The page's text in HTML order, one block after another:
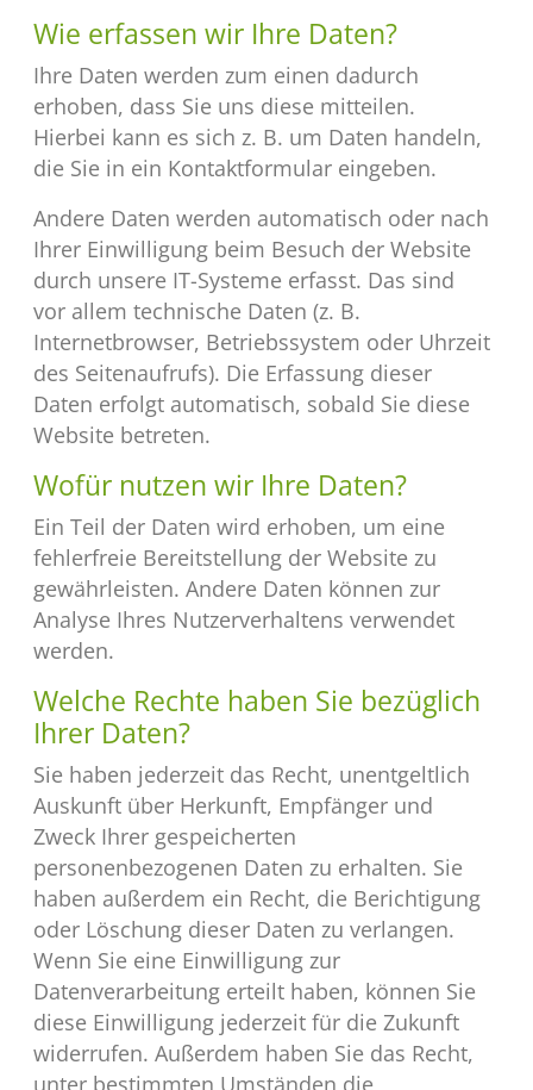
Wie erfassen wir Ihre Daten?
Ihre Daten werden zum einen dadurch
erhoben, dass Sie uns diese mitteilen.
Hierbei kann es sich z. B. um Daten handeln,
die Sie in ein Kontaktformular eingeben.
Andere Daten werden automatisch oder nach
Ihrer Einwilligung beim Besuch der Website
durch unsere IT-Systeme erfasst. Das sind
vor allem technische Daten (z. B.
Internetbrowser, Betriebssystem oder Uhrzeit
des Seitenaufrufs). Die Erfassung dieser
Daten erfolgt automatisch, sobald Sie diese
Website betreten.
Wofür nutzen wir Ihre Daten?
Ein Teil der Daten wird erhoben, um eine
fehlerfreie Bereitstellung der Website zu
gewährleisten. Andere Daten können zur
Analyse Ihres Nutzerverhaltens verwendet
werden.
Welche Rechte haben Sie bezüglich
Ihrer Daten?
Sie haben jederzeit das Recht, unentgeltlich
Auskunft über Herkunft, Empfänger und
Zweck Ihrer gespeicherten
personenbezogenen Daten zu erhalten. Sie
haben außerdem ein Recht, die Berichtigung
oder Löschung dieser Daten zu verlangen.
Wenn Sie eine Einwilligung zur
Datenverarbeitung erteilt haben, können Sie
diese Einwilligung jederzeit für die Zukunft
widerrufen. Außerdem haben Sie das Recht,